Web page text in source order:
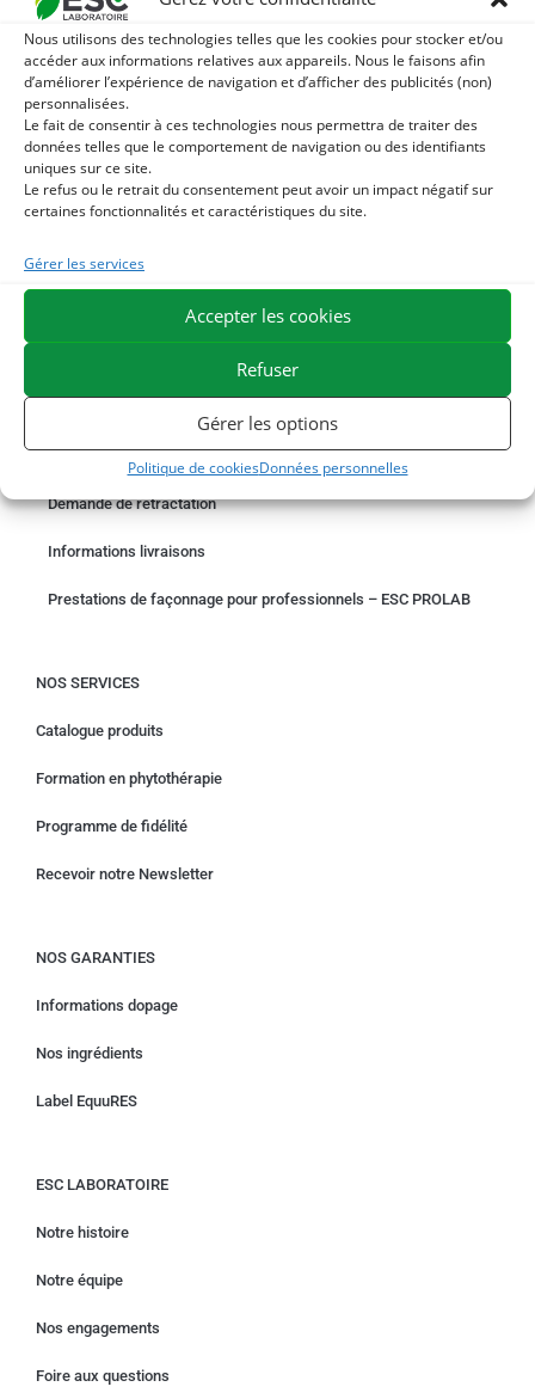
Nous utilisons des technologies telles que les cookies pour stocker et/ou
accéder aux informations relatives aux appareils. Nous le faisons afin
d’améliorer l’expérience de navigation et d’afficher des publicités (non)
personnalisées.
Le fait de consentir à ces technologies nous permettra de traiter des
données telles que le comportement de navigation ou des identifiants
uniques sur ce site.
Le refus ou le retrait du consentement peut avoir un impact négatif sur
certaines fonctionnalités et caractéristiques du site.
Gérer les services
Accepter les cookies
Refuser
Gérer les options
Politique de cookiesDonnées personnelles
Ils pourraient vous plaire
1 TERRE DE DIATOMEE - PARASITES EXTERNES CHEVAL
2 JUS D'ALOE VERA - SOURCE DE NOMBREUX
NUTRIMENTS - BIEN-ÊTRE DIGESTIF CHEVAL
3 DEMELANT-LUSTRANT - SOIN ROBE ET CRINIÈRE
EXPÉDITION EN 48/72H
LIVRAISON OFFERTE EN FRANCE DÈS 75 €
PAIEMENT SÉCURISÉ
BESOIN D'AIDE ?
Un problème avec votre commande ?
Demande de rétractation
Informations livraisons
Prestations de façonnage pour professionnels – ESC PROLAB
NOS SERVICES
Catalogue produits
Formation en phytothérapie
Programme de fidélité
Recevoir notre Newsletter
NOS GARANTIES
Informations dopage
Nos ingrédients
Label EquuRES
ESC LABORATOIRE
Notre histoire
Notre équipe
Nos engagements
Foire aux questions